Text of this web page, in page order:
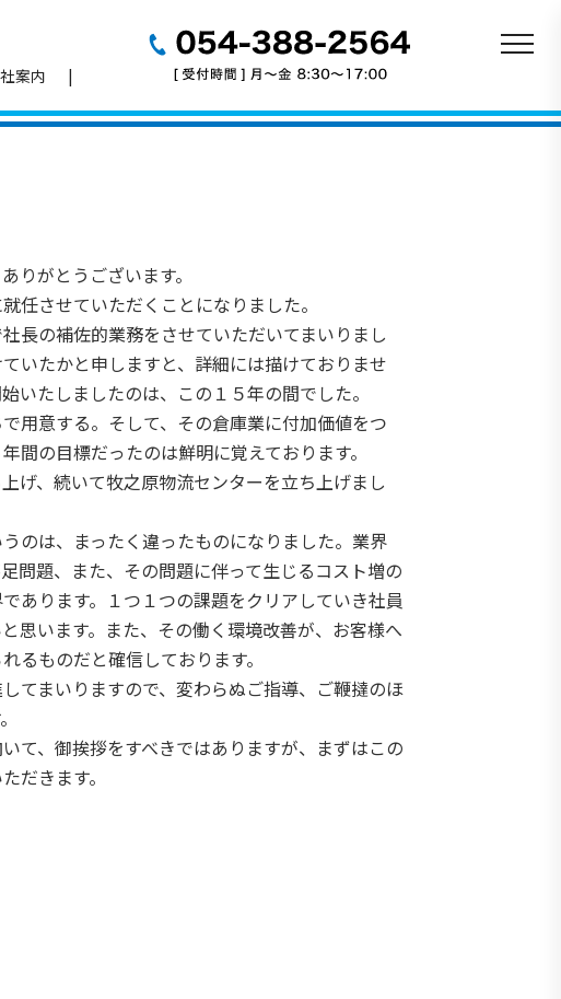
案内
りがとうございます。
任させていただくことになりました。
長の補佐的業務をさせていただいてまいりまし
いたかと申しますと、詳細には描けておりませ
いたしましたのは、この１５年の間でした。
用意する。そして、その倉庫業に付加価値をつ
間の目標だったのは鮮明に覚えております。
げ、続いて牧之原物流センターを立ち上げまし
のは、まったく違ったものになりました。業界
問題、また、その問題に伴って生じるコスト増の
あります。１つ１つの課題をクリアしていき社員
思います。また、その働く環境改善が、お客様へ
るものだと確信しております。
てまいりますので、変わらぬご指導、ご鞭撻のほ
て、御挨拶をすべきではありますが、まずはこの
だきます。